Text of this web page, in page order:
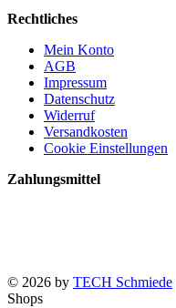
Rechtliches
Mein Konto
AGB
Impressum
Datenschutz
Widerruf
Versandkosten
Cookie Einstellungen
Zahlungsmittel
© 2026 by TECH Schmiede
Shops